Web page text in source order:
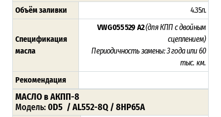
Объём заливки 4.35л.
Спецификация
масла
VW G 055 529 A2(для КПП с двойным
сцеплением)
Периодичность замены: 3 года или 60
тыс. км.
Рекомендация
МАСЛО в АКПП-8
Модель:0D5 / AL552-8Q / 8HP65A